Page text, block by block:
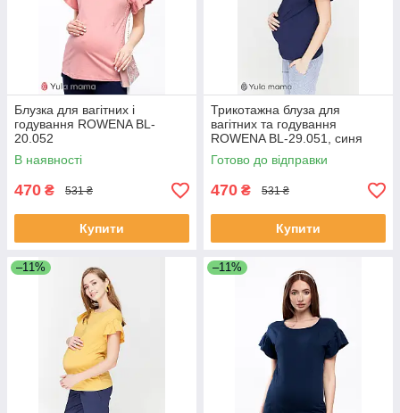
Блузка для вагітних і
годування ROWENA BL-
20.052
В наявності
470 ₴ 531 ₴
Купити
Трикотажна блуза для
вагітних та годування
ROWENA BL-29.051, синя
Готово до відправки
470 ₴ 531 ₴
Купити
–11% –11%